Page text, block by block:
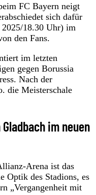
FC Bayern neigt
sich dafür
18.30 Uhr) im
den Fans.
im letzten
gegen Borussia
Nach der
die Meisterschale
im neuen
Arena ist das
Optik des Stadions, es
„Vergangenheit mit